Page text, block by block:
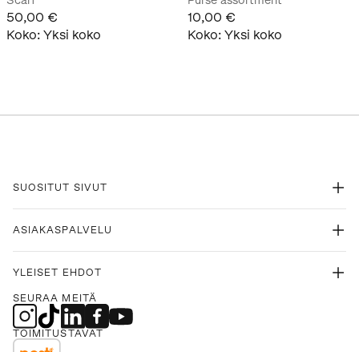
50,00 €
Koko: Yksi koko
10,00 €
Koko: Yksi koko
SUOSITUT SIVUT
ASIAKASPALVELU
YLEISET EHDOT
SEURAA MEITÄ
TOIMITUSTAVAT